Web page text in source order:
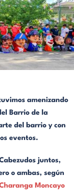
amenizando
Barrio de la
del barrio y con
eventos.
juntos,
o ambas, según
Moncayo